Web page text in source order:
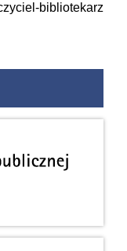
bibliotekarz